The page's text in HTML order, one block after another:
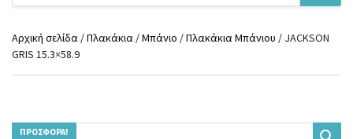
ν
μ
α
κ
α
ή
τ
ν
ζ
τ
Αρχική σελίδα /Πλακάκια /Μπάνιο /Πλακάκια Μπάνιου / JACKSON
GRIS 15.3×58.9
ΠΡΟΣΦΟΡΆ!